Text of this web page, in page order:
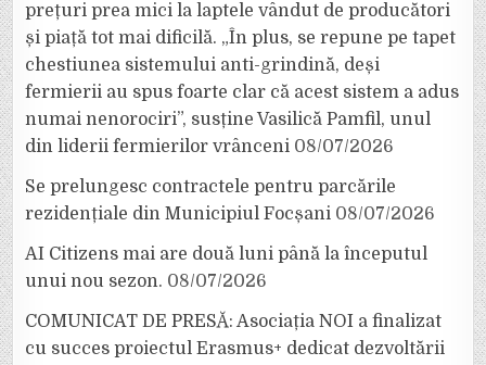
prețuri prea mici la laptele vândut de producători
și piață tot mai dificilă. „În plus, se repune pe tapet
chestiunea sistemului anti-grindină, deși
fermierii au spus foarte clar că acest sistem a adus
numai nenorociri”, susține Vasilică Pamfil, unul
din liderii fermierilor vrânceni 08/07/2026
Se prelungesc contractele pentru parcările
rezidențiale din Municipiul Focșani 08/07/2026
AI Citizens mai are două luni până la începutul
unui nou sezon. 08/07/2026
COMUNICAT DE PRESĂ: Asociația NOI a finalizat
cu succes proiectul Erasmus+ dedicat dezvoltării